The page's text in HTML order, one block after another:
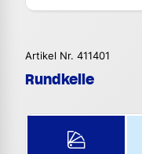
Artikel Nr. 411401
Rundkelle